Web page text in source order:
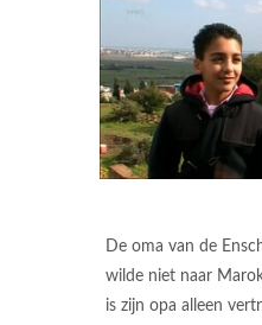
De oma van de
wilde niet naar
is zijn opa alleen